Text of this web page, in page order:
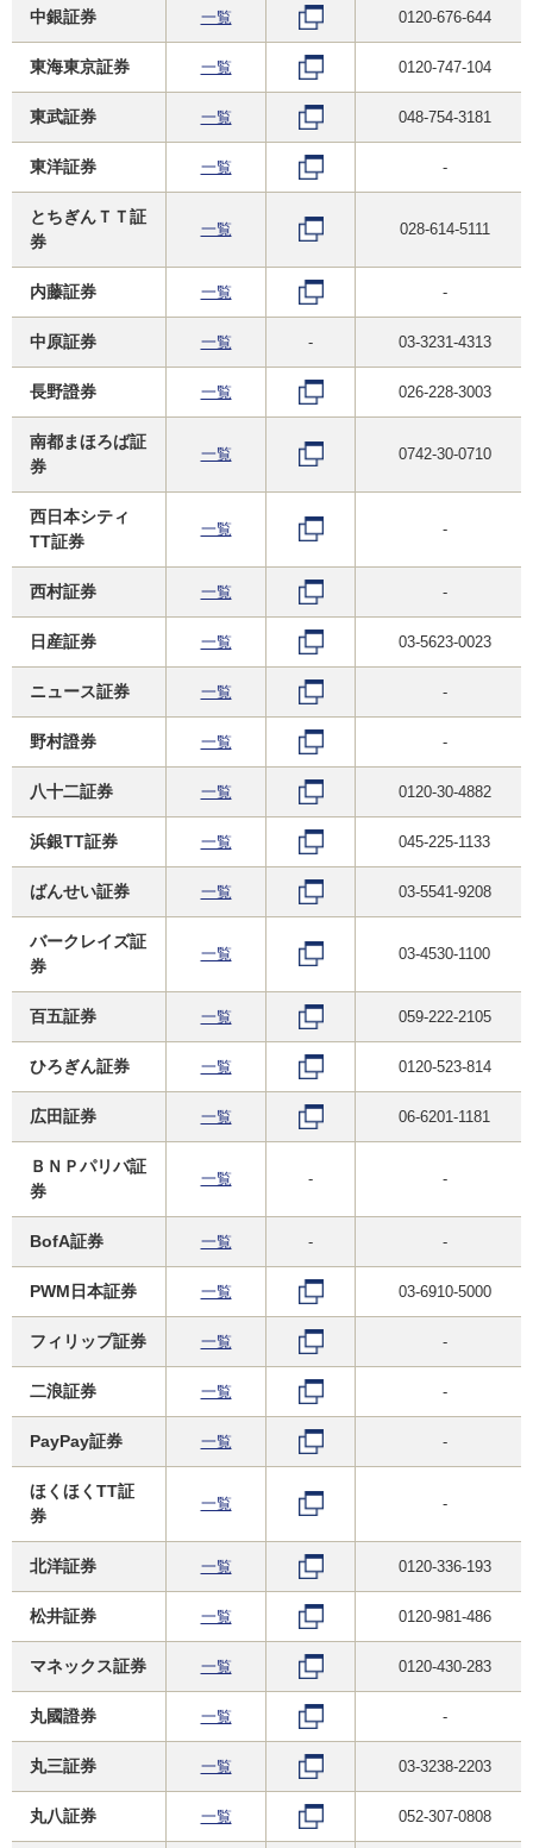
中銀証券 一覧 0120-676-644
東海東京証券 一覧 0120-747-104
東武証券 一覧 048-754-3181
東洋証券 一覧 -
とちぎんＴＴ証
券
一覧 028-614-5111
内藤証券 一覧 -
中原証券 一覧 - 03-3231-4313
長野證券 一覧 026-228-3003
南都まほろば証
券
一覧 0742-30-0710
西日本シティ
TT証券
一覧 -
西村証券 一覧 -
日産証券 一覧 03-5623-0023
ニュース証券 一覧 -
野村證券 一覧 -
八十二証券 一覧 0120-30-4882
浜銀TT証券 一覧 045-225-1133
ばんせい証券 一覧 03-5541-9208
バークレイズ証
券
一覧 03-4530-1100
百五証券 一覧 059-222-2105
ひろぎん証券 一覧 0120-523-814
広田証券 一覧 06-6201-1181
ＢＮＰパリバ証
券
一覧 - -
BofA証券 一覧 - -
PWM日本証券 一覧 03-6910-5000
フィリップ証券 一覧 -
二浪証券 一覧 -
PayPay証券 一覧 -
ほくほくTT証
券
一覧 -
北洋証券 一覧 0120-336-193
松井証券 一覧 0120-981-486
マネックス証券 一覧 0120-430-283
丸國證券 一覧 -
丸三証券 一覧 03-3238-2203
丸八証券 一覧 052-307-0808